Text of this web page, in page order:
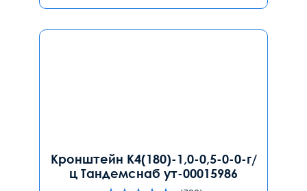
Кронштейн К4(180)-1,0-0,5-0-0-г/
ц Тандемснаб ут-00015986